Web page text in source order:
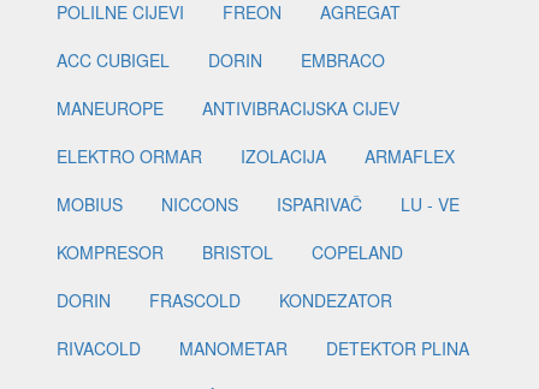
POLILNE CIJEVI
FREON
AGREGAT
ACC CUBIGEL
DORIN
EMBRACO
MANEUROPE
ANTIVIBRACIJSKA CIJEV
ELEKTRO ORMAR
IZOLACIJA
ARMAFLEX
MOBIUS
NICCONS ISPARIVAČ
LU - VE
KOMPRESOR
BRISTOL
COPELAND
DORIN
FRASCOLD
KONDEZATOR
RIVACOLD
MANOMETAR
DETEKTOR PLINA